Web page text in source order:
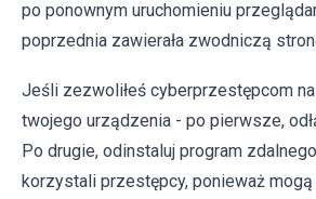
po ponownym uruchomieniu
poprzednia zawierała zwodniczą
Jeśli zezwoliłeś cyberprzestępcom
twojego urządzenia - po pierwsze,
Po drugie, odinstaluj program
korzystali przestępcy, ponieważ